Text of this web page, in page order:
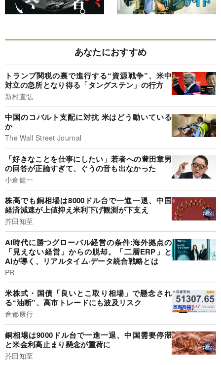
あなたにおすすめ
トランプ関税の裏で進行する“資源戦争”、米中
対立の急所となり得る「タングステン」の行方
新村直弘
中国のコバルト支配に対抗 米はどう動いている
か
The Wall Street Journal
「好きなことを仕事にしたい」若者への豊田章男
の回答が正論すぎて、ぐうの音も出なかった
小倉健一
株高でも銅相場は8000ドル台で一進一退、中国
経済減速が上値抑え米利下げ観測が下支え
芥田知至
AI時代に勝つグローバル経営の条件:海外拠点の
「見えない経営」からの脱却。「二層ERP」と
AIが導く、リアルタイム·データ統合戦略とは
PR
米株式・国債「良いとこ取り相場」で懸念され
る“油断”、高市トレードにも波及リスク
倉都康行
銅相場は9000ドル台で一進一退、中国需要停滞
と米金利高止まり懸念が重荷に
芥田知至